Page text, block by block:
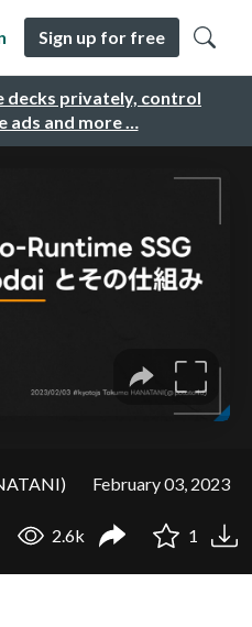
decks privately, control
ads and more …
Sign up for free
February 03, 2023
2.6k 1